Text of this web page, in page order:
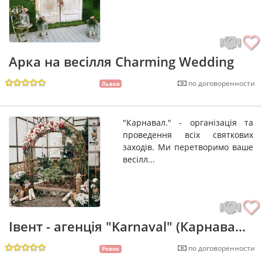
Арка на весілля Charming Wedding
Львов по договоренности
"Карнавал." - організація та
проведення всіх святкових
заходів. Ми перетворимо ваше
весілл...
Івент - агенція "Karnaval" (Карнава...
Ровно по договоренности